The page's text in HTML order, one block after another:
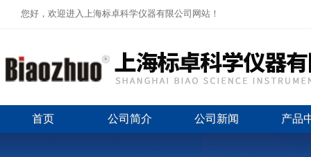
您好，欢迎进入上海标卓科学仪器有限公司网站！
首页 公司简介 公司新闻 产品